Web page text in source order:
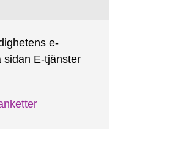
e-
sidan E-tjänster